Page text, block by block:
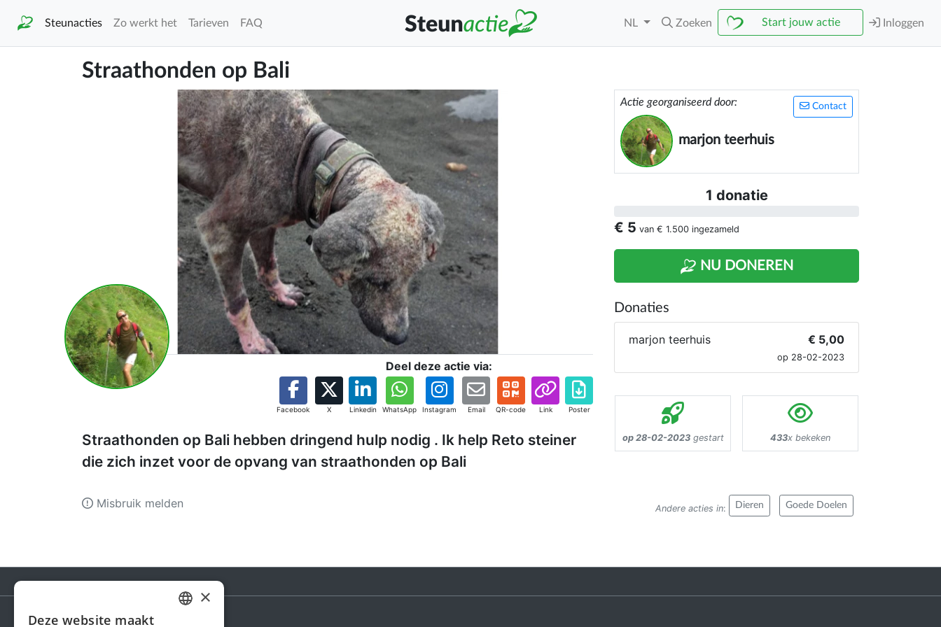
Steunacties Zo werkt het Tarieven FAQ NL Zoeken Start jouw actie Inloggen
Straathonden op Bali
Deel deze actie via:
Facebook X Linkedin WhatsApp Instagram Email QR-code Link Poster
Straathonden op Bali hebben dringend hulp nodig . Ik help Reto steiner
die zich inzet voor de opvang van straathonden op Bali
Contact
Actie georganiseerd door:
marjon teerhuis
1 donatie
€ 5 van € 1.500 ingezameld
NU DONEREN
Donaties
marjon teerhuis € 5,00
op 28-02-2023
op 28-02-2023gestart 433x bekeken
Andere acties in: Dieren Goede Doelen
Misbruik melden
×
Deze website maakt